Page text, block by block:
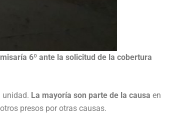
6º ante la solicitud de la cobertura
unidad. La mayoría son parte de la causa en
presos por otras causas.